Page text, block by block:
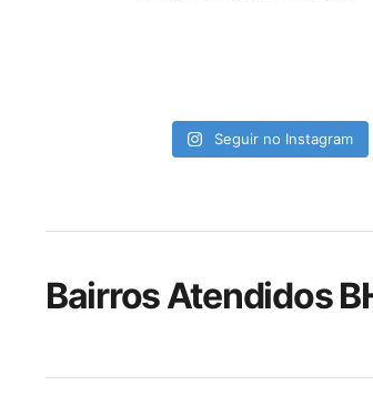
Seguir no Instagram
Bairros Atendidos